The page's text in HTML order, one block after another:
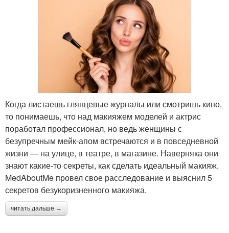
Когда листаешь глянцевые журналы или смотришь кино,
то понимаешь, что над макияжем моделей и актрис
поработал профессионал, но ведь женщины с
безупречным мейк-апом встречаются и в повседневной
жизни — на улице, в театре, в магазине. Наверняка они
знают какие-то секреты, как сделать идеальный макияж.
MedAboutMe провел свое расследование и выяснил 5
секретов безукоризненного макияжа.
читать дальше →